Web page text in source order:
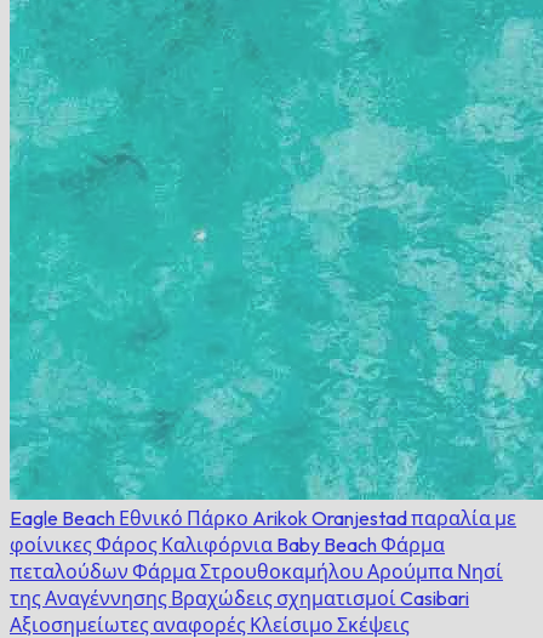
Eagle Beach Εθνικό Πάρκο Arikok Oranjestadπαραλία με
φοίνικεςΦάρος Καλιφόρνια Baby BeachΦάρμα
πεταλούδων Φάρμα Στρουθοκαμήλου Αρούμπα Νησί
της Αναγέννησης Βραχώδεις σχηματισμοί Casibari
Αξιοσημείωτες αναφορές Κλείσιμο Σκέψεις